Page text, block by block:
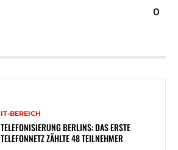
0
IT-BEREICH
TELEFONISIERUNG BERLINS: DAS ERSTE
TELEFONNETZ ZÄHLTE 48 TEILNEHMER